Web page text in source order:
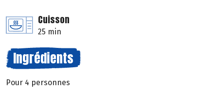
Cuisson
25 min
Ingrédients
Pour 4 personnes